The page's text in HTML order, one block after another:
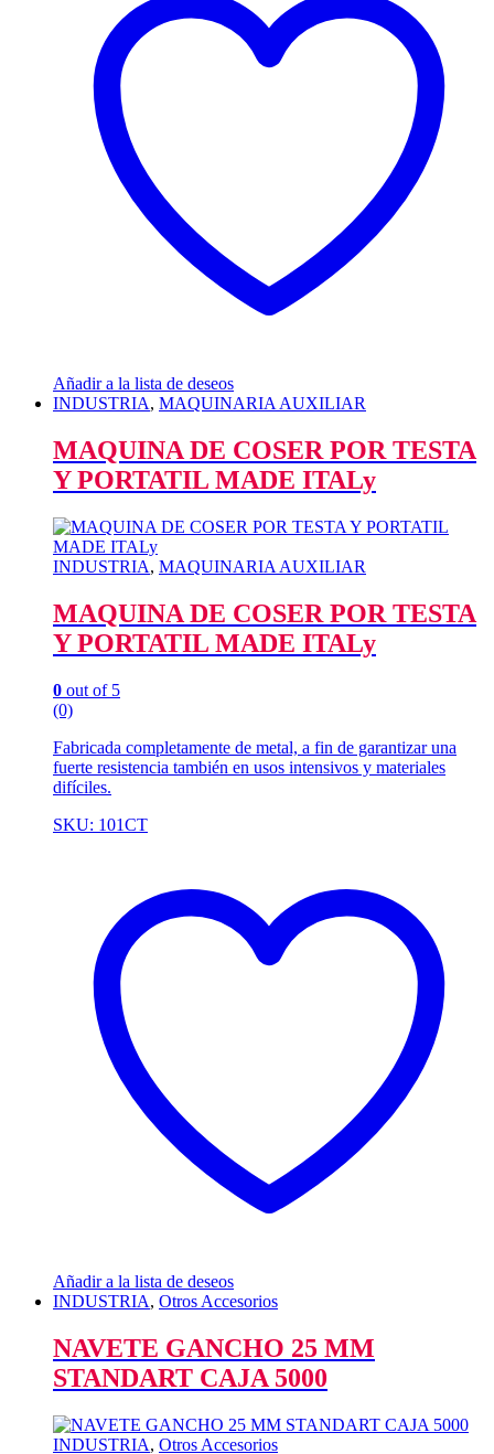
Añadir a la lista de deseos
INDUSTRIA, MAQUINARIA AUXILIAR
MAQUINA DE COSER POR TESTA
Y PORTATIL MADE ITALy
INDUSTRIA, MAQUINARIA AUXILIAR
MAQUINA DE COSER POR TESTA
Y PORTATIL MADE ITALy
0 out of 5
(0)
Fabricada completamente de metal, a fin de garantizar una
fuerte resistencia también en usos intensivos y materiales
difíciles.
SKU: 101CT
Añadir a la lista de deseos
INDUSTRIA, Otros Accesorios
NAVETE GANCHO 25 MM
STANDART CAJA 5000
INDUSTRIA, Otros Accesorios